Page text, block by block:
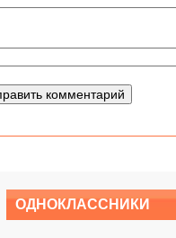
ОДНОКЛАССНИКИ